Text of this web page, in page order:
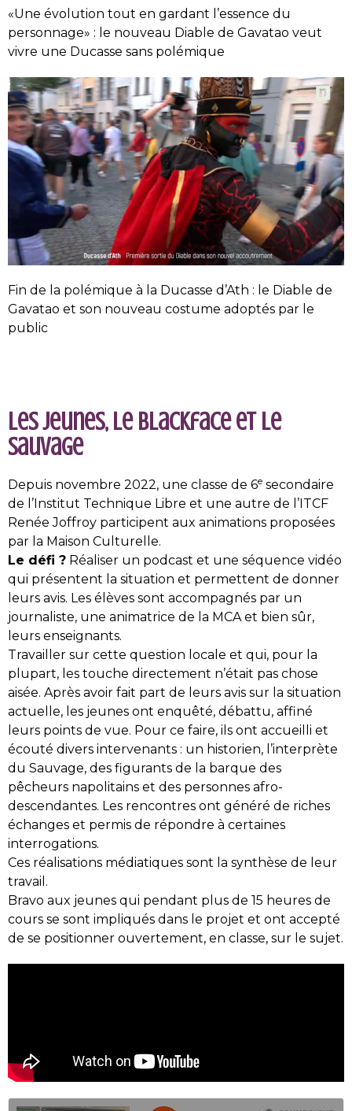
«Une évolution tout en gardant l’essence du
personnage» : le nouveau Diable de Gavatao veut
vivre une Ducasse sans polémique
Fin de la polémique à la Ducasse d’Ath : le Diable de
Gavatao et son nouveau costume adoptés par le
public
Les jeunes, le Blackface et le
Sauvage
Depuis novembre 2022, une classe de 6e secondaire
de l’Institut Technique Libre et une autre de l’ITCF
Renée Joffroy participent aux animations proposées
par la Maison Culturelle.
Le défi ? Réaliser un podcast et une séquence vidéo
qui présentent la situation et permettent de donner
leurs avis. Les élèves sont accompagnés par un
journaliste, une animatrice de la MCA et bien sûr,
leurs enseignants.
Travailler sur cette question locale et qui, pour la
plupart, les touche directement n’était pas chose
aisée. Après avoir fait part de leurs avis sur la situation
actuelle, les jeunes ont enquêté, débattu, affiné
leurs points de vue. Pour ce faire, ils ont accueilli et
écouté divers intervenants : un historien, l’interprète
du Sauvage, des figurants de la barque des
pêcheurs napolitains et des personnes afro-
descendantes. Les rencontres ont généré de riches
échanges et permis de répondre à certaines
interrogations.
Ces réalisations médiatiques sont la synthèse de leur
travail.
Bravo aux jeunes qui pendant plus de 15 heures de
cours se sont impliqués dans le projet et ont accepté
de se positionner ouvertement, en classe, sur le sujet.